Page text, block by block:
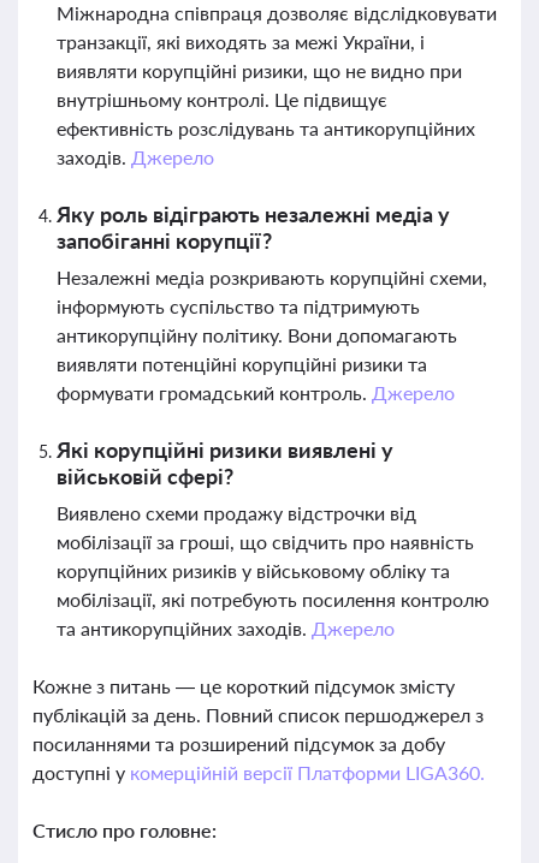
Міжнародна співпраця дозволяє відслідковувати
транзакції, які виходять за межі України, і
виявляти корупційні ризики, що не видно при
внутрішньому контролі. Це підвищує
ефективність розслідувань та антикорупційних
заходів. Джерело
Яку роль відіграють незалежні медіа у
запобіганні корупції?
Незалежні медіа розкривають корупційні схеми,
інформують суспільство та підтримують
антикорупційну політику. Вони допомагають
виявляти потенційні корупційні ризики та
формувати громадський контроль. Джерело
Які корупційні ризики виявлені у
військовій сфері?
Виявлено схеми продажу відстрочки від
мобілізації за гроші, що свідчить про наявність
корупційних ризиків у військовому обліку та
мобілізації, які потребують посилення контролю
та антикорупційних заходів. Джерело
Кожне з питань — це короткий підсумок змісту
публікацій за день. Повний список першоджерел з
посиланнями та розширений підсумок за добу
доступні у комерційній версії Платформи LIGA360.
Стисло про головне: